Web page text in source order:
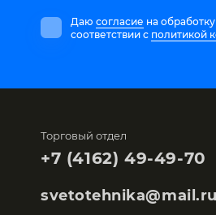
Даю согласие на
соответствии с политикой
Торговый отдел
+7 (4162) 49-49-70
svetotehnika@mail.ru